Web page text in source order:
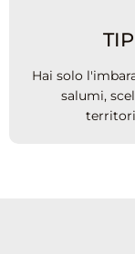
Hai solo
salumi,